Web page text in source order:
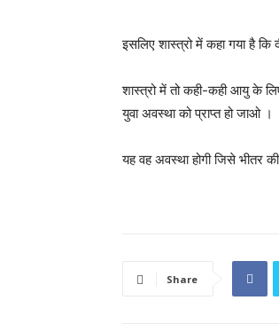
इसलिए शास्त्रो में कहा गया है कि
शास्त्रो में तो कही-कही आयु के
युवा अवस्था को प्राप्त हो जाओ ।
यह वह अवस्था होगी जिसे भीतर
Share